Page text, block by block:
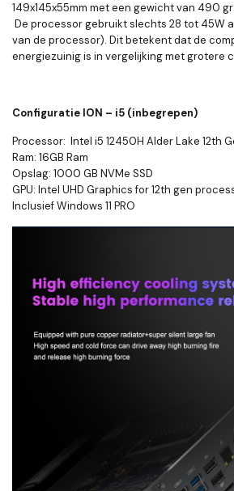
149x145x55mm met een gewicht van 490
De processor gebruikt slechts 28 tot 45W
van de processor). Dit betekent dat de
energiezuinig is in vergelijking met grotere
Configuratie ION – i5 (inbegrepen)
Processor: Intel i5 12450H Alder Lake 12th
Ram: 16GB Ram
Opslag: 1000 GB NVMe SSD
GPU: Intel UHD Graphics for 12th gen
Inclusief Windows 11 PRO